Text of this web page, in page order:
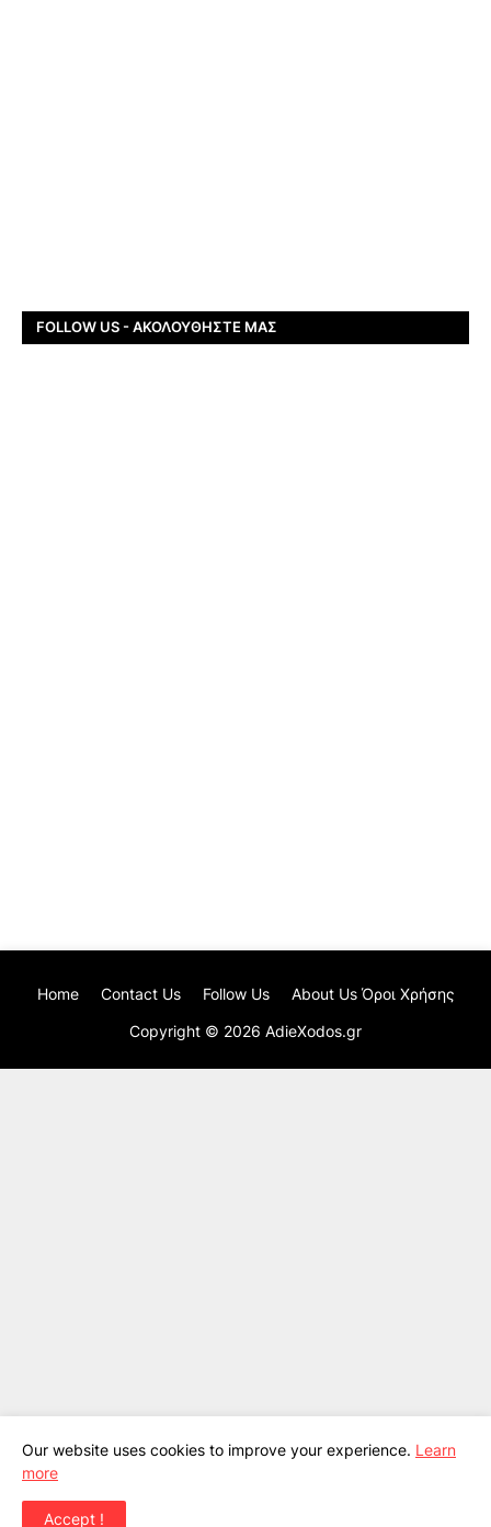
FOLLOW US - ΑΚΟΛΟΥΘΉΣΤΕ ΜΑΣ
Copyright © 2026 AdieXodos.gr
Home Contact Us Follow Us About Us Όροι Χρήσης
Our website uses cookies to improve your experience. Learn
more
Accept !